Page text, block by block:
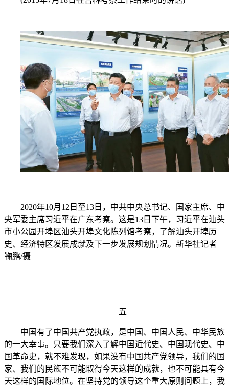
2020年10月12日至13日，中共中央总书记、国家主席、中
央军委主席习近平在广东考察。这是13日下午，习近平在汕头
市小公园开埠区汕头开埠文化陈列馆考察，了解汕头开埠历
史、经济特区发展成就及下一步发展规划情况。新华社记者
鞠鹏/摄
五
中国有了中国共产党执政，是中国、中国人民、中华民族
的一大幸事。只要我们深入了解中国近代史、中国现代史、中
国革命史，就不难发现，如果没有中国共产党领导，我们的国
家、我们的民族不可能取得今天这样的成就，也不可能具有今
天这样的国际地位。在坚持党的领导这个重大原则问题上，我